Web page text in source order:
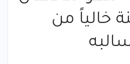
خالياً من